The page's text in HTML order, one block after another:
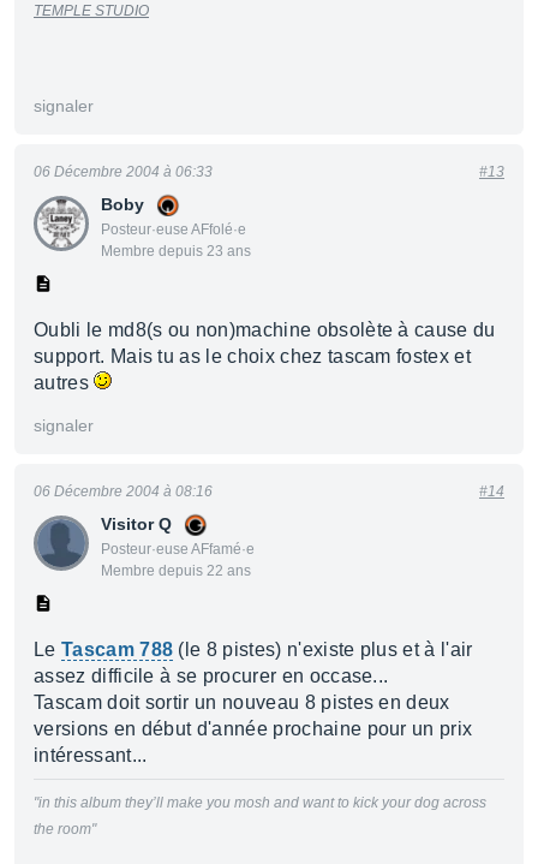
TEMPLE STUDIO
signaler
Boby
Posteur·euse AFfolé·e
Membre depuis 23 ans
06 Décembre 2004 à 06:33 #13
Oubli le md8(s ou non)machine obsolète à cause du
support. Mais tu as le choix chez tascam fostex et
autres
signaler
Visitor Q
Posteur·euse AFfamé·e
Membre depuis 22 ans
06 Décembre 2004 à 08:16 #14
Le Tascam 788 (le 8 pistes) n'existe plus et à l'air
assez difficile à se procurer en occase...
Tascam doit sortir un nouveau 8 pistes en deux
versions en début d'année prochaine pour un prix
intéressant...
"in this album they’ll make you mosh and want to kick your dog across
the room"